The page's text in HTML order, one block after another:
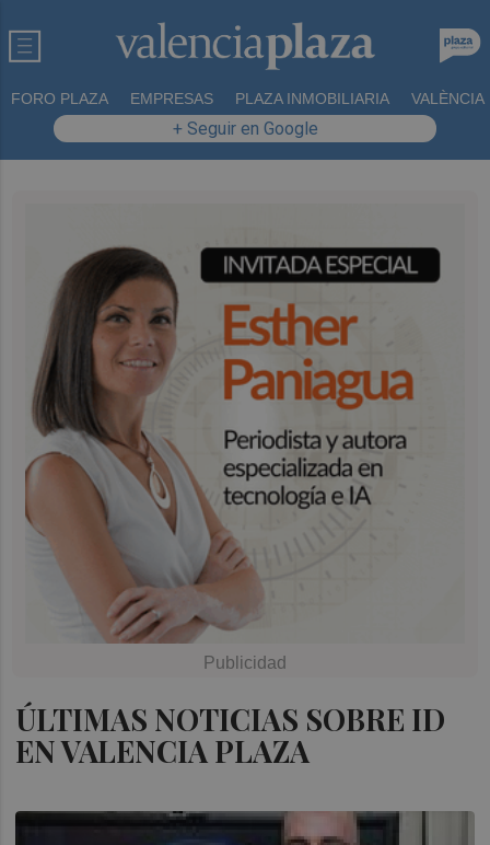
FORO PLAZA EMPRESAS PLAZA INMOBILIARIA VALÈNCIA
+ Seguir en Google
ÚLTIMAS NOTICIAS SOBRE ID
EN VALENCIA PLAZA